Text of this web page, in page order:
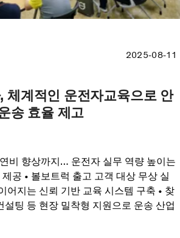
2025-08-11
체계적인 운전자교육으로 안
송 효율 제고
비 향상까지… 운전자 실무 역량 높이는
공 • 볼보트럭 출고 고객 대상 무상 실
어지는 신뢰 기반 교육 시스템 구축 • 찾
설팅 등 현장 밀착형 지원으로 운송 산업